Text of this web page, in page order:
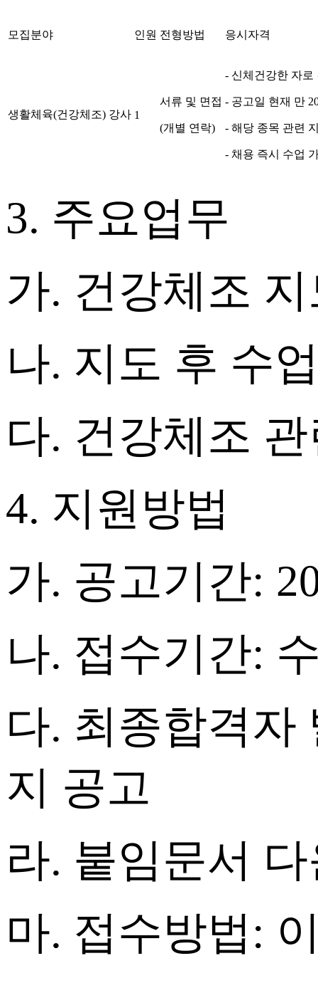
모집분야 인원 전형방법 응시자격
생활체육(건강체조) 강사 1
서류 및 면접
(개별 연락)
- 신체건강한 자로
- 공고일 현재 만
- 해당 종목 관련
- 채용 즉시 수업
3. 주요업무
가. 건강체조
나. 지도 후 수
다. 건강체조
4. 지원방법
가. 공고기간:
나. 접수기간:
다. 최종합격자
지 공고
라. 붙임문서
마. 접수방법 :